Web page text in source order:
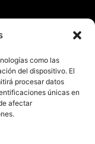
como las
del dispositivo. El
procesar datos
únicas en
afectar